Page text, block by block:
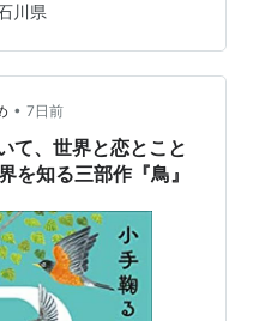
道なので、カルキ抜き
でした。
川県
• 7日前
て、世界と恋とこと
を知る三部作『鳥』